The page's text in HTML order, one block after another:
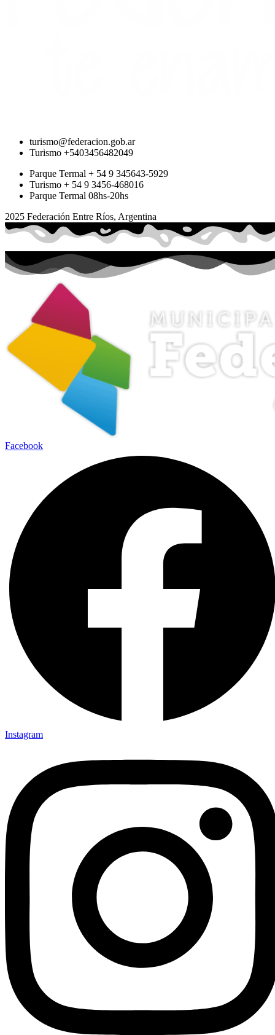
turismo@federacion.gob.ar
Turismo +5403456482049
Parque Termal + 54 9 345643-5929
Turismo + 54 9 3456-468016
Parque Termal 08hs-20hs
2025 Federación Entre Ríos, Argentina
Facebook
Instagram